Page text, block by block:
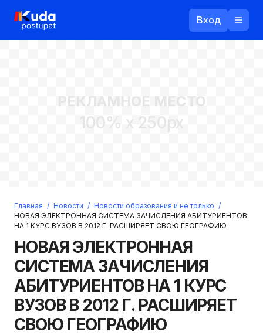
Вход
Войти
Прислать пароль
РЕКЛАМНОЕ МЕСТО
100% x 250px
Главная / Новости / Новости образования и не только /
НОВАЯ ЭЛЕКТРОННАЯ СИСТЕМА ЗАЧИСЛЕНИЯ АБИТУРИЕНТОВ
НА 1 КУРС ВУЗОВ В 2012 Г. РАСШИРЯЕТ СВОЮ ГЕОГРАФИЮ
НОВАЯ ЭЛЕКТРОННАЯ
СИСТЕМА ЗАЧИСЛЕНИЯ
АБИТУРИЕНТОВ НА 1 КУРС
ВУЗОВ В 2012 Г. РАСШИРЯЕТ
СВОЮ ГЕОГРАФИЮ